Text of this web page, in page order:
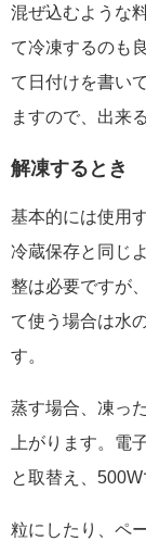
混ぜ込むような
て冷凍するのも
て日付けを書い
ますので、出来
解凍するとき
基本的には使用
冷蔵保存と同じ
整は必要ですが
て使う場合は水
す。
蒸す場合、凍っ
上がります。電
と取替え、
粒にしたり、ペ